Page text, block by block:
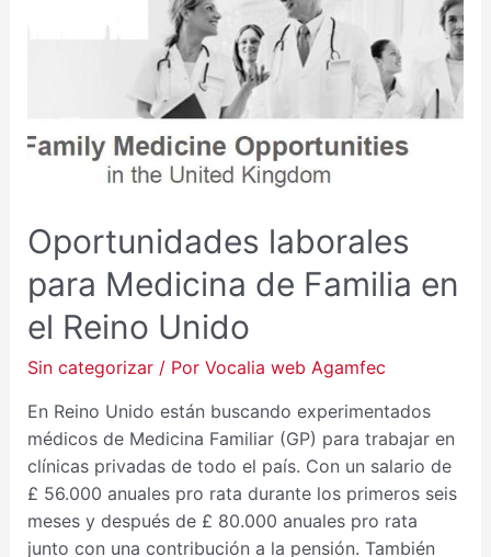
Oportunidades laborales
para Medicina de Familia en
el Reino Unido
Sin categorizar/ Por Vocalia web Agamfec
En Reino Unido están buscando experimentados
médicos de Medicina Familiar (GP) para trabajar en
clínicas privadas de todo el país. Con un salario de
£ 56.000 anuales pro rata durante los primeros seis
meses y después de £ 80.000 anuales pro rata
junto con una contribución a la pensión. También
PARA
MEDICINA
DE
FAMILIA
EN
EL
REINO